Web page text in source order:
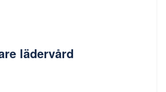
lädervård